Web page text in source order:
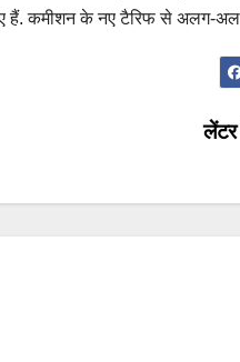
हैं. कमीशन के नए टैरिफ से अलग-
लेंटर